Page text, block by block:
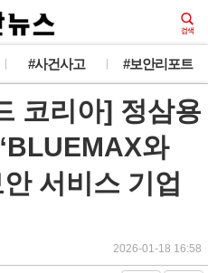
#사건사고 #보안리포트
코리아] 정삼용
와
서비스 기업
2026-01-18 16:58